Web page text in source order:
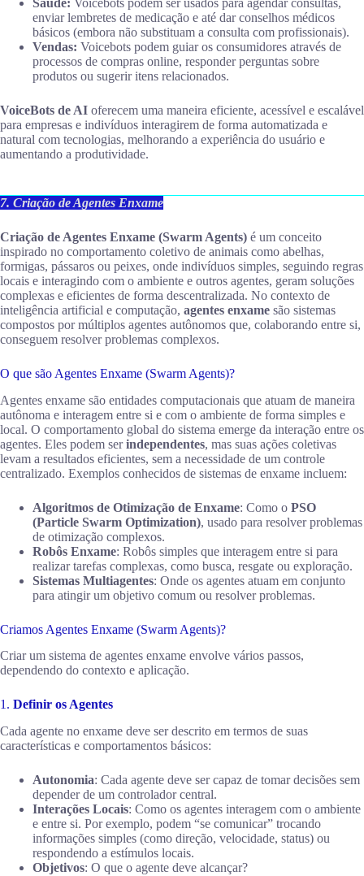
enviar lembretes de medicação e até dar conselhos médicos
básicos (embora não substituam a consulta com profissionais).
Vendas: Voicebots podem guiar os consumidores através de
processos de compras online, responder perguntas sobre
produtos ou sugerir itens relacionados.
VoiceBots de AI oferecem uma maneira eficiente, acessível e escalável
para empresas e indivíduos interagirem de forma automatizada e
natural com tecnologias, melhorando a experiência do usuário e
aumentando a produtividade.
7. Criação de Agentes Enxame
Criação de Agentes Enxame (Swarm Agents) é um conceito
inspirado no comportamento coletivo de animais como abelhas,
formigas, pássaros ou peixes, onde indivíduos simples, seguindo regras
locais e interagindo com o ambiente e outros agentes, geram soluções
complexas e eficientes de forma descentralizada. No contexto de
inteligência artificial e computação, agentes enxame são sistemas
compostos por múltiplos agentes autônomos que, colaborando entre si,
conseguem resolver problemas complexos.
O que são Agentes Enxame (Swarm Agents)?
Agentes enxame são entidades computacionais que atuam de maneira
autônoma e interagem entre si e com o ambiente de forma simples e
local. O comportamento global do sistema emerge da interação entre os
agentes. Eles podem serindependentes, mas suas ações coletivas
levam a resultados eficientes, sem a necessidade de um controle
centralizado. Exemplos conhecidos de sistemas de enxame incluem:
Algoritmos de Otimização de Enxame: Como o PSO
(Particle Swarm Optimization), usado para resolver problemas
de otimização complexos.
Robôs Enxame: Robôs simples que interagem entre si para
realizar tarefas complexas, como busca, resgate ou exploração.
Sistemas Multiagentes: Onde os agentes atuam em conjunto
para atingir um objetivo comum ou resolver problemas.
Criamos Agentes Enxame (Swarm Agents)?
Criar um sistema de agentes enxame envolve vários passos,
dependendo do contexto e aplicação.
1. Definir os Agentes
Cada agente no enxame deve ser descrito em termos de suas
características e comportamentos básicos:
Autonomia: Cada agente deve ser capaz de tomar decisões sem
depender de um controlador central.
Interações Locais: Como os agentes interagem com o ambiente
e entre si. Por exemplo, podem “se comunicar” trocando
informações simples (como direção, velocidade, status) ou
respondendo a estímulos locais.
Objetivos: O que o agente deve alcançar?